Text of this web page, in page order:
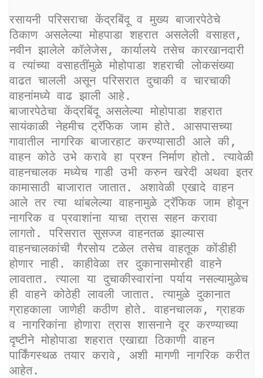
रसायनी परिसराचा केंद्रबिंदू व मुख्य बाजारपेठेचे
ठिकाण असलेल्या मोहपाडा शहरात असलेली वसाहत,
नवीन झालेले कॉलेजेस, कार्यालये तसेच कारखानदारी
व त्यांच्या वसाहतींमुळे मोहोपाडा शहराची लोकसंख्या
वाढत चालली असून परिसरात दुचाकी व चारचाकी
वाहनांमध्ये वाढ झाली आहे.
बाजारपेठेचा केंद्रबिंदू असलेल्या मोहोपाडा शहरात
सायंकाळी नेहमीच ट्रॅफिक जाम होते. आसपासच्या
गावातील नागरिक बाजारहाट करण्यासाठी आले की,
वाहन कोठे उभे करावे हा प्रश्न निर्माण होतो. त्यावेळी
वाहनचालक मध्येच गाडी उभी करुन खरेदी अथवा इतर
कामासाठी बाजारात जातात. अशावेळी एखादे वाहन
आले तर त्या थांबलेल्या वाहनामुळे ट्रॅफिक जाम होवून
नागरिक व प्रवाशांना याचा त्रास सहन करावा
लागतो. परिसरात सुसज्ज वाहनतळ झाल्यास
वाहनचालकांची गैरसोय टळेल तसेच वाहतूक कोंडीही
होणार नाही. काहीवेळा तर दुकानासमोरही वाहने
लावतात. त्याला या दुचाकीस्वारांना पर्याय नसल्यामुळेच
ही वाहने कोठेही लावली जातात. त्यामुळे दुकानात
ग्राहकाला जाणेही कठीण होते. वाहनचालक, ग्राहक
व नागरिकांना होणारा त्रास शासनाने दूर करण्याच्या
दृष्टीने मोहोपाडा शहरात एखाद्या ठिकाणी वाहन
पार्किंगस्थळ तयार करावे, अशी मागणी नागरिक करीत
आहेत.